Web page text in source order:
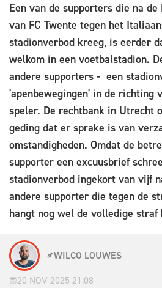
Een van de supporters die na
van FC Twente tegen het
stadionverbod kreeg, is eerder
welkom in een voetbalstadion.
andere supporters - een
'apenbewegingen' in de richting
speler. De rechtbank in Utrecht
geding dat er sprake is van
omstandigheden. Omdat de
supporter een excuusbrief
stadionverbod ingekort van vijf
andere supporter die tegen de
hangt nog wel de volledige straf
WILCO LOUWES
20 NOV 2025 21:08